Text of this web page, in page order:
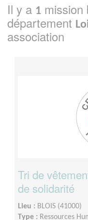
Il y a 1 mission
département
association
Tri de
de solidarité
Lieu : BLOIS (41000)
Type : Ressources